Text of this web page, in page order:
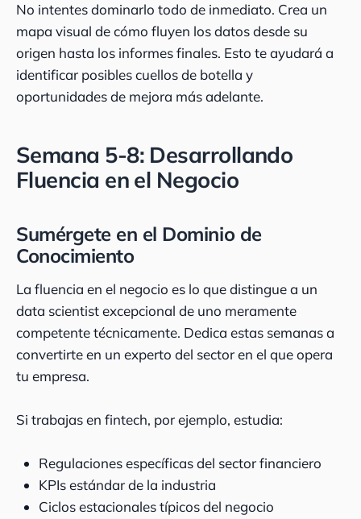
No intentes dominarlo todo de inmediato. Crea un
mapa visual de cómo fluyen los datos desde su
origen hasta los informes finales. Esto te ayudará a
identificar posibles cuellos de botella y
oportunidades de mejora más adelante.
Semana 5-8: Desarrollando
Fluencia en el Negocio
Sumérgete en el Dominio de
Conocimiento
La fluencia en el negocio es lo que distingue a un
data scientist excepcional de uno meramente
competente técnicamente. Dedica estas semanas a
convertirte en un experto del sector en el que opera
tu empresa.
Si trabajas en fintech, por ejemplo, estudia:
Regulaciones específicas del sector financiero
KPIs estándar de la industria
Ciclos estacionales típicos del negocio